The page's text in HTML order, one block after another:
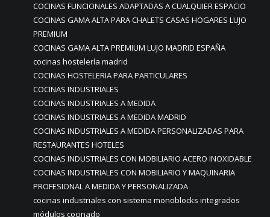
COCINAS FUNCIONALES ADAPTADAS A CUALQUIER ESPACIO
COCINAS GAMA ALTA PARA CHALETS CASAS HOGARES LUJO
PREMIUM
COCINAS GAMA ALTA PREMIUM LUJO MADRID ESPAÑA
cocinas hostelería madrid
COCINAS HOSTELERIA PARA PARTICULARES
COCINAS INDUSTRIALES
COCINAS INDUSTRIALES A MEDIDA
COCINAS INDUSTRIALES A MEDIDA MADRID
COCINAS INDUSTRIALES A MEDIDA PERSONALIZADAS PARA
RESTAURANTES HOTELES
COCINAS INDUSTRIALES CON MOBILIARIO ACERO INOXIDABLE
COCINAS INDUSTRIALES CON MOBILIARIO Y MAQUINARIA
PROFESIONAL A MEDIDA Y PERSONALIZADA
cocinas industriales con sistema monoblocks integrados
módulos cocinado